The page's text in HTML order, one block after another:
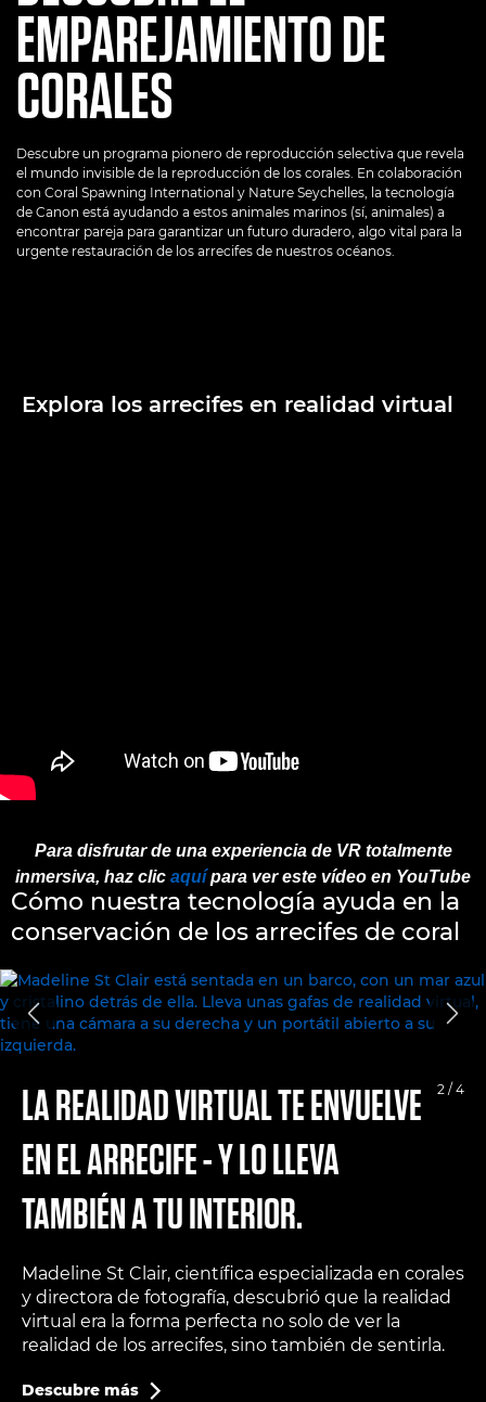
EMPAREJAMIENTO DE
CORALES
Descubre un programa pionero de reproducción selectiva que revela
el mundo invisible de la reproducción de los corales. En colaboración
con Coral Spawning International y Nature Seychelles, la tecnología
de Canon está ayudando a estos animales marinos (sí, animales) a
encontrar pareja para garantizar un futuro duradero, algo vital para la
urgente restauración de los arrecifes de nuestros océanos.
Explora los arrecifes en realidad virtual
Para disfrutar de una experiencia de VR totalmente
inmersiva, haz clic aquípara ver este vídeo en YouTube
Cómo nuestra tecnología ayuda en la
conservación de los arrecifes de coral
LA REALIDAD VIRTUAL TE ENVUELVE
EN EL ARRECIFE - Y LO LLEVA
TAMBIÉN A TU INTERIOR.
2 / 4
Madeline St Clair, científica especializada en corales
y directora de fotografía, descubrió que la realidad
virtual era la forma perfecta no solo de ver la
realidad de los arrecifes, sino también de sentirla.
Descubre más 